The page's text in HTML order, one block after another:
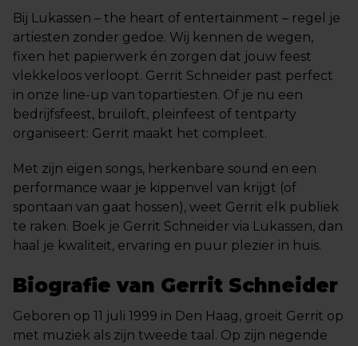
Bij Lukassen – the heart of entertainment – regel je
artiesten zonder gedoe. Wij kennen de wegen,
fixen het papierwerk én zorgen dat jouw feest
vlekkeloos verloopt. Gerrit Schneider past perfect
in onze line-up van topartiesten. Of je nu een
bedrijfsfeest, bruiloft, pleinfeest of tentparty
organiseert: Gerrit maakt het compleet.
Met zijn eigen songs, herkenbare sound en een
performance waar je kippenvel van krijgt (of
spontaan van gaat hossen), weet Gerrit elk publiek
te raken. Boek je Gerrit Schneider via Lukassen, dan
haal je kwaliteit, ervaring en puur plezier in huis.
Biografie van Gerrit Schneider
Geboren op 11 juli 1999 in Den Haag, groeit Gerrit op
met muziek als zijn tweede taal. Op zijn negende